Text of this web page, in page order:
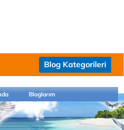
Blog Kategorileri
Bloglarım